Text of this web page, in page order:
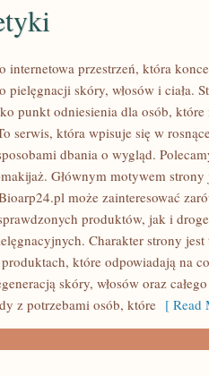
internetowa przestrzeń, która
pielęgnacji skóry, włosów i ciała.
punkt odniesienia dla osób, które
serwis, która wpisuje się w
dbania o wygląd.
Głównym motywem
może zainteresować
produktów, jak i
Charakter strony jest
które odpowiadają na
skóry, włosów oraz
z potrzebami osób, które [ Read